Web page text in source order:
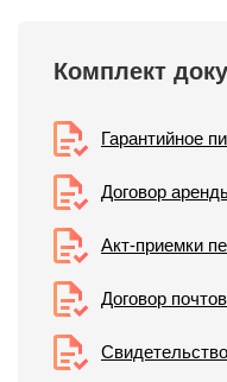
Комплект
Гарантийное
Договор
Акт-приемки
Договор